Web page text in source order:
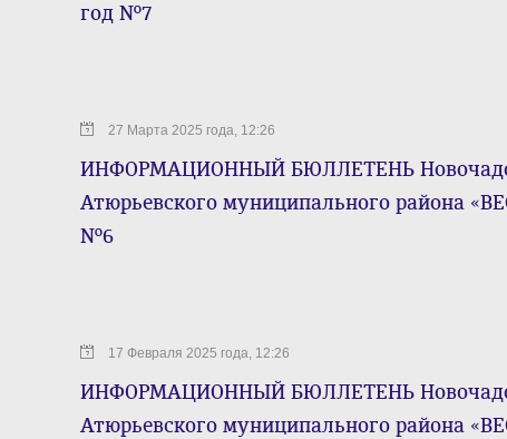
год №7
27 Марта 2025 года, 12:26
ИНФОРМАЦИОННЫЙ БЮЛЛЕТЕНЬ
Атюрьевского муниципального района
№6
17 Февраля 2025 года, 12:26
ИНФОРМАЦИОННЫЙ БЮЛЛЕТЕНЬ
Атюрьевского муниципального района